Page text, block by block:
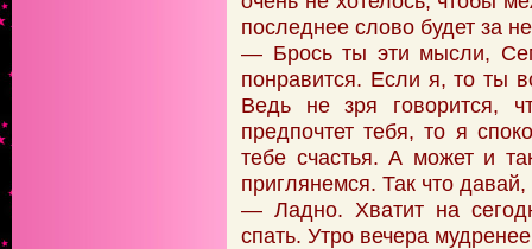
последнее слово будет за
— Брось ты эти мысли,
понравится. Если я, то ты
Ведь не зря говорится,
предпочтет тебя, то я
тебе счастья. А может и
приглянемся. Так что
— Ладно. Хватит на
спать. Утро вечера